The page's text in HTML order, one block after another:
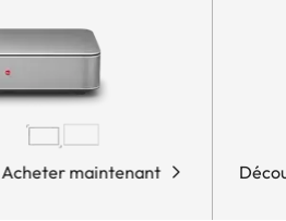
Acheter maintenant